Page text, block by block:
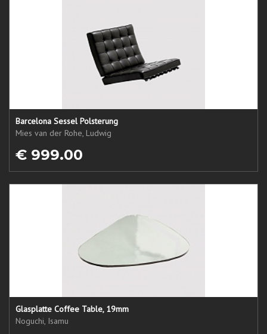
Barcelona Sessel Polsterung
Mies van der Rohe, Ludwig
€ 999.00
Glasplatte Coffee Table, 19mm
Noguchi, Isamu